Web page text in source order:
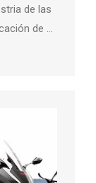
de las
de …